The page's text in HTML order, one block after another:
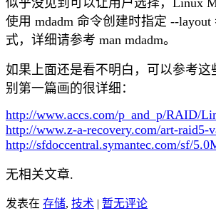
使用 mdadm 命令创建时指定 --
式，详细请参考 man mdadm。
如果上面还是看不明白，可以参考这
别第一篇画的很详细：
http://www.accs.com/p_and_p/RAID/
http://www.z-a-recovery.com/art-raid5-
http://sfdoccentral.symantec.com/sf/
无相关文章.
发表在 存储, 技术 | 暂无评论